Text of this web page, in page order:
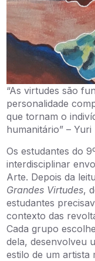
“As virtudes são
personalidade
que tornam o
humanitário” –
Os estudantes do
interdisciplinar
Arte. Depois da
Grandes Virtudes,
estudantes
contexto das
Cada grupo
dela, desenvolveu
estilo de um artista